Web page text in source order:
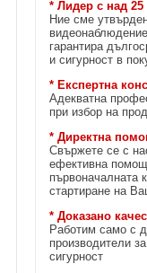
* Лидер с над 25
Ние сме
гарантира
и сигурност в
* Експертна
Адекватна
при избор на
* Директна
Свържете се с
ефективна
първоначалната
стартиране на
* Доказано
Работим само с
производители
сигурност